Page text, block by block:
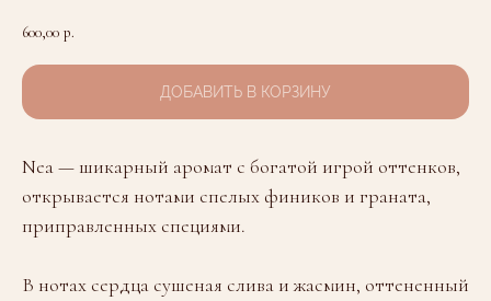
600,00 р.
ДОБАВИТЬ В КОРЗИНУ
Nea — шикарный аромат с богатой игрой оттенков,
открывается нотами спелых фиников и граната,
приправленных специями.
В нотах сердца сушеная слива и жасмин, оттененный